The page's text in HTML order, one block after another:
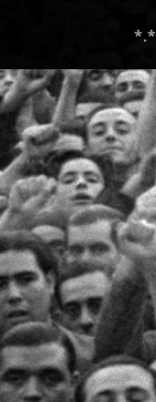
principal
*.*